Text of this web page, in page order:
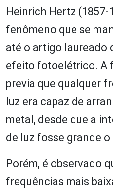
Heinrich Hertz (1857-
fenômeno que se
até o artigo laureado
efeito fotoelétrico. A
previa que qualquer
luz era capaz de
metal, desde que a
de luz fosse grande
Porém, é observado
frequências mais